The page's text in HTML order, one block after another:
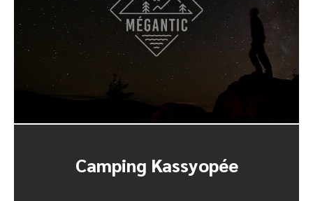
Camping Kassyopée